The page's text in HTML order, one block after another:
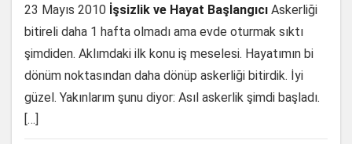
23 Mayıs 2010 İşsizlik ve Hayat Başlangıcı Askerliği
bitireli daha 1 hafta olmadı ama evde oturmak sıktı
şimdiden. Aklımdaki ilk konu iş meselesi. Hayatımın bi
dönüm noktasından daha dönüp askerliği bitirdik. İyi
güzel. Yakınlarım şunu diyor: Asıl askerlik şimdi başladı.
[…]